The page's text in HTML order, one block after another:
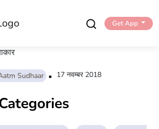
Get App
Sudhaar 17 नवम्बर 2018